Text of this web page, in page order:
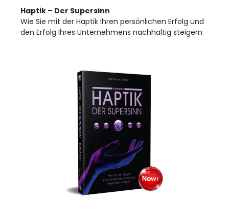
Haptik – Der Supersinn
Wie Sie mit der Haptik Ihren persönlichen Erfolg und
den Erfolg Ihres Unternehmens nachhaltig steigern